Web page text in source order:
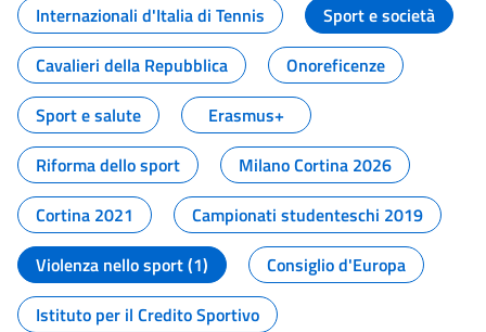
Internazionali d'Italia di Tennis
Sport e società
Cavalieri della Repubblica
Onoreficenze
Sport e salute
Erasmus+
Riforma dello sport
Milano Cortina 2026
Cortina 2021
Campionati studenteschi 2019
Violenza nello sport (1)
Consiglio d'Europa
Istituto per il Credito Sportivo